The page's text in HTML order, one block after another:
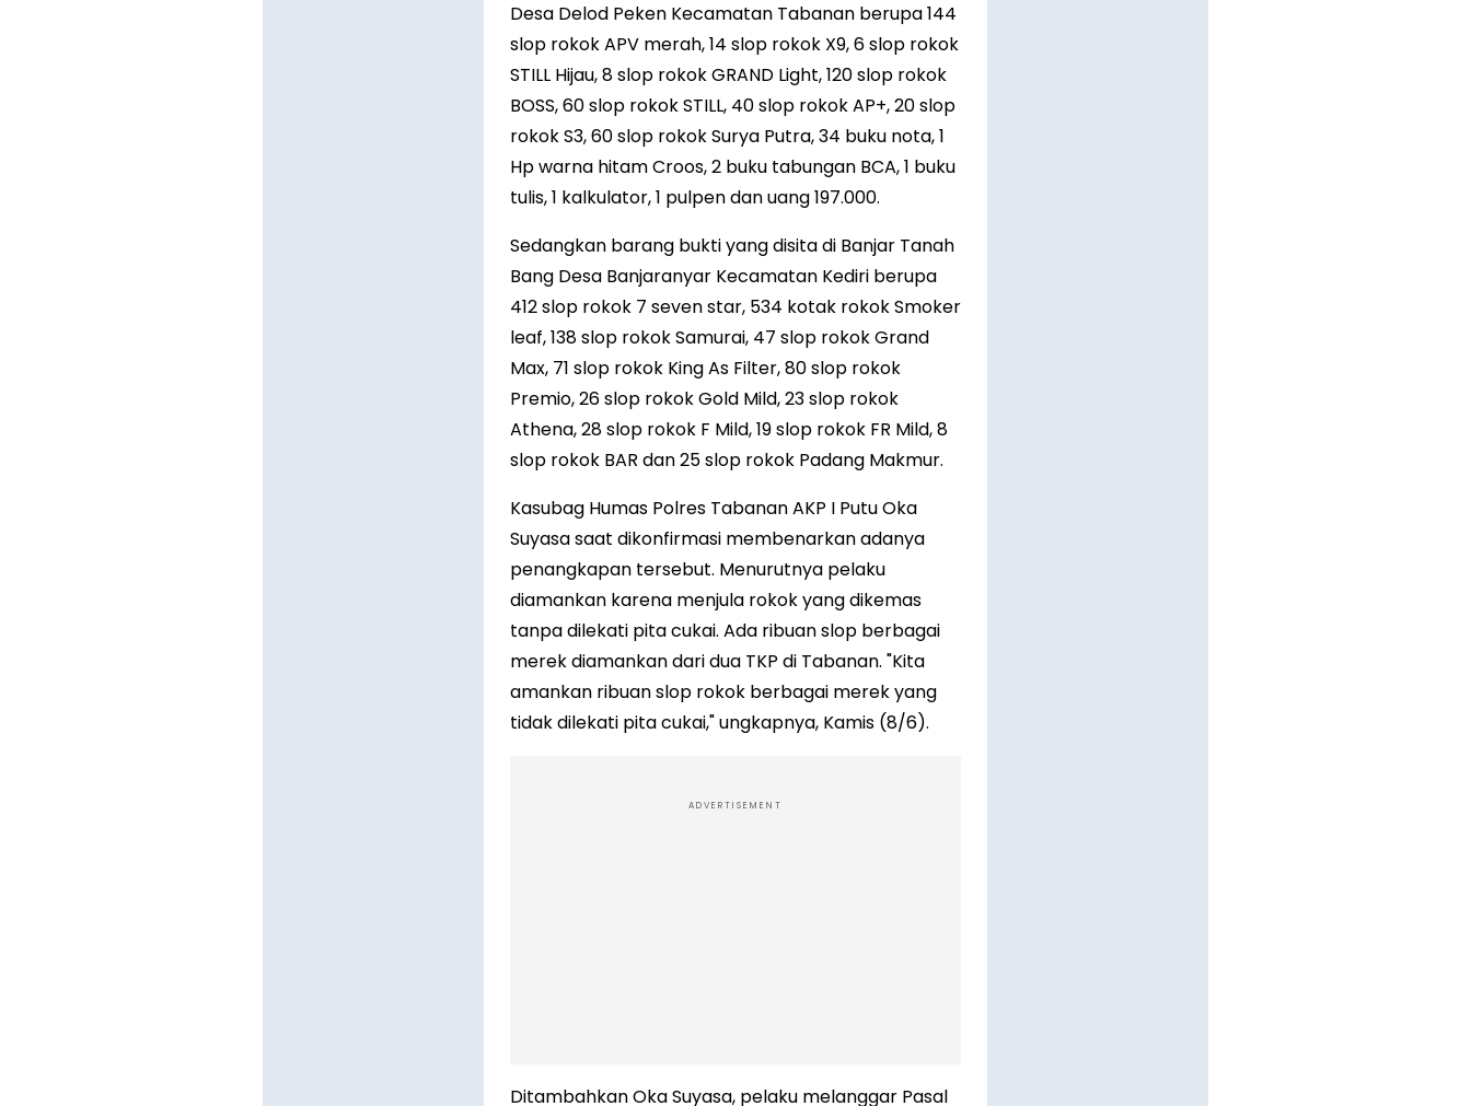
Desa Delod Peken Kecamatan Tabanan berupa 144
slop rokok APV merah, 14 slop rokok X9, 6 slop rokok
STILL Hijau, 8 slop rokok GRAND Light, 120 slop rokok
BOSS, 60 slop rokok STILL, 40 slop rokok AP+, 20 slop
rokok S3, 60 slop rokok Surya Putra, 34 buku nota, 1
Hp warna hitam Croos, 2 buku tabungan BCA, 1 buku
tulis, 1 kalkulator, 1 pulpen dan uang 197.000.
Sedangkan barang bukti yang disita di Banjar Tanah
Bang Desa Banjaranyar Kecamatan Kediri berupa
412 slop rokok 7 seven star, 534 kotak rokok Smoker
leaf, 138 slop rokok Samurai, 47 slop rokok Grand
Max, 71 slop rokok King As Filter, 80 slop rokok
Premio, 26 slop rokok Gold Mild, 23 slop rokok
Athena, 28 slop rokok F Mild, 19 slop rokok FR Mild, 8
slop rokok BAR dan 25 slop rokok Padang Makmur.
Kasubag Humas Polres Tabanan AKP I Putu Oka
Suyasa saat dikonfirmasi membenarkan adanya
penangkapan tersebut. Menurutnya pelaku
diamankan karena menjula rokok yang dikemas
tanpa dilekati pita cukai. Ada ribuan slop berbagai
merek diamankan dari dua TKP di Tabanan. "Kita
amankan ribuan slop rokok berbagai merek yang
tidak dilekati pita cukai," ungkapnya, Kamis (8/6).
ADVERTISEMENT
Ditambahkan Oka Suyasa, pelaku melanggar Pasal